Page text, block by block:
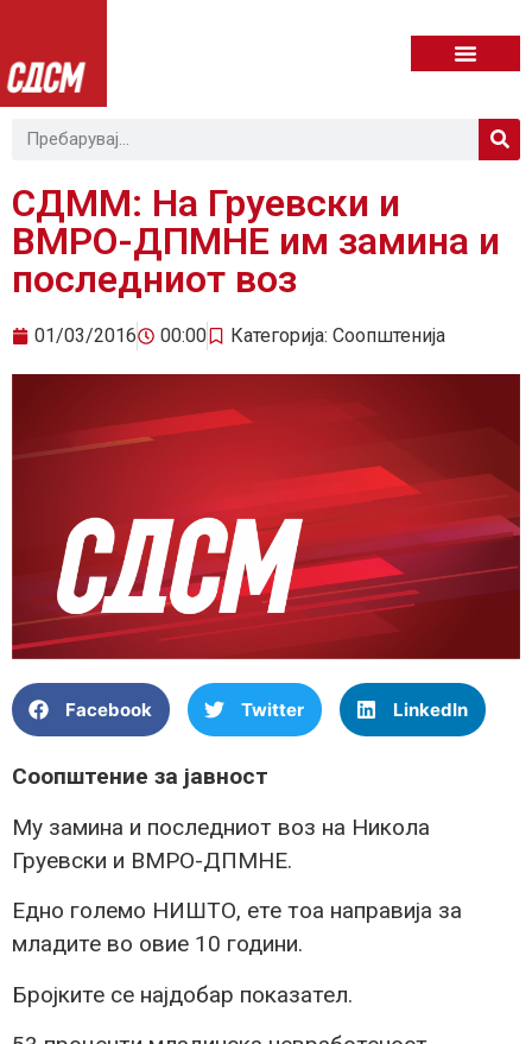
СДММ: На Груевски и
ВМРО-ДПМНЕ им замина и
последниот воз
01/03/2016 00:00 Категорија: Соопштенија
Facebook Twitter LinkedIn
Соопштение за јавност
Му замина и последниот воз на Никола
Груевски и ВМРО-ДПМНЕ.
Едно големо НИШТО, ете тоа направија за
младите во овие 10 години.
Бројките се најдобар показател.